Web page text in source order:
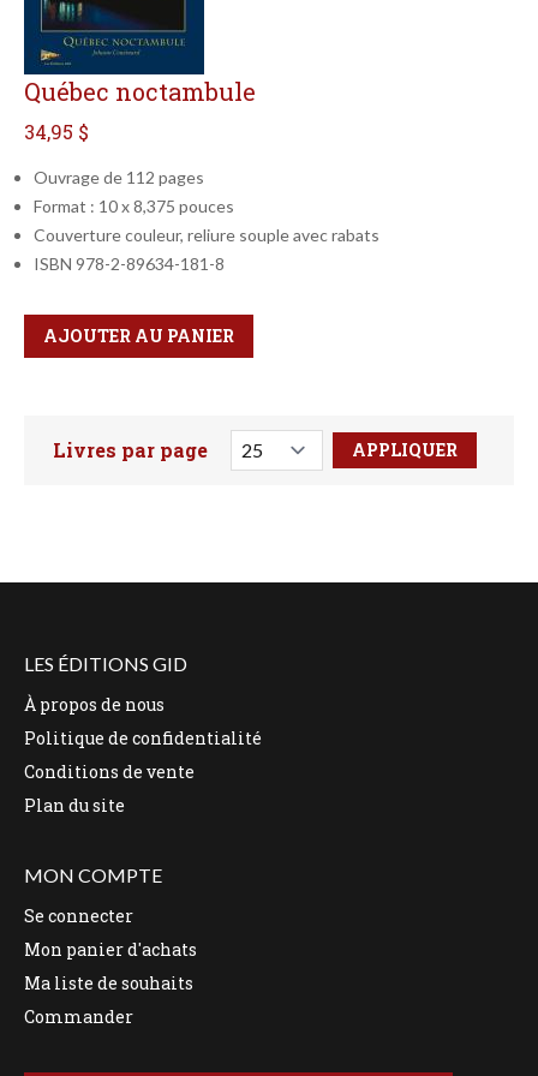
Québec noctambule
34,95 $
Ouvrage de 112 pages
Format : 10 x 8,375 pouces
Couverture couleur, reliure souple avec rabats
ISBN 978-2-89634-181-8
Qté
Format
AJOUTER AU PANIER
Faites votre recherche ici
Livres par page
LES ÉDITIONS GID
À propos de nous
Politique de confidentialité
Conditions de vente
Plan du site
MON COMPTE
Se connecter
Mon panier d'achats
Ma liste de souhaits
Commander